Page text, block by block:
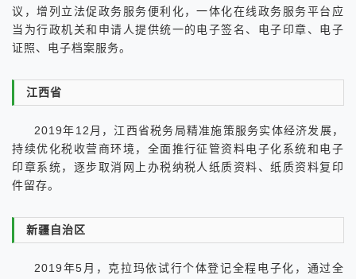
议，增列立法促政务服务便利化，一体化在线政务服务平台应
当为行政机关和申请人提供统一的电子签名、电子印章、电子
证照、电子档案服务。
江西省
2019年12月，江西省税务局精准施策服务实体经济发展，
持续优化税收营商环境，全面推行征管资料电子化系统和电子
印章系统，逐步取消网上办税纳税人纸质资料、纸质资料复印
件留存。
新疆自治区
2019年5月，克拉玛依试行个体登记全程电子化，通过全